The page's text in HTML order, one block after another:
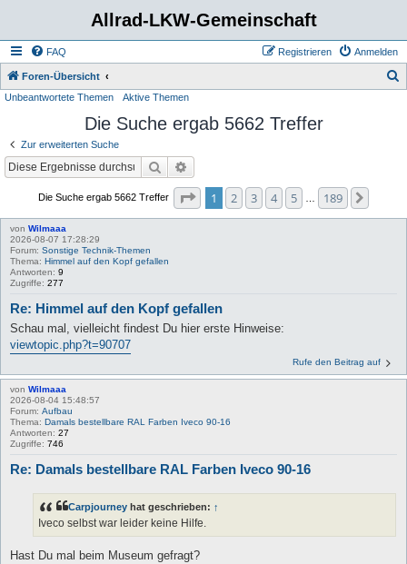
Allrad-LKW-Gemeinschaft
FAQ Anmelden
Registrieren
Foren-Übersicht
Unbeantwortete Themen Aktive Themen
Die Suche ergab 5662 Treffer
Zur erweiterten Suche
Suche
Die Suche ergab 5662 Treffer Seite von 189
1 2 3 4 5 189
von Wilmaaa
2026-08-07 17:28:29
Forum: Sonstige Technik-Themen
Thema: Himmel auf den Kopf gefallen
Antworten: 9
Zugriffe: 277
Re: Himmel auf den Kopf gefallen
Schau mal, vielleicht findest Du hier erste Hinweise:
viewtopic.php?t=90707
Rufe den Beitrag auf
von Wilmaaa
2026-08-04 15:48:57
Forum: Aufbau
Thema: Damals bestellbare RAL Farben Iveco 90-16
Antworten: 27
Zugriffe: 746
Re: Damals bestellbare RAL Farben Iveco 90-16
Carpjourney hat geschrieben: ↑
Iveco selbst war leider keine Hilfe.
Hast Du mal beim Museum gefragt?